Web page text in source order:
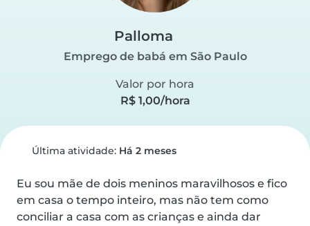
Palloma
Emprego de babá em São Paulo
Valor por hora
R$ 1,00/hora
Última atividade: Há 2 meses
Eu sou mãe de dois meninos maravilhosos e fico
em casa o tempo inteiro, mas não tem como
conciliar a casa com as crianças e ainda dar